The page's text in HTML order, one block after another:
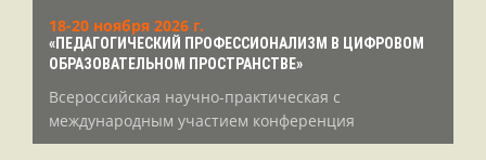
18-20 ноября 2026 г.
«ПЕДАГОГИЧЕСКИЙ ПРОФЕССИОНАЛИЗМ В ЦИФРОВОМ
ОБРАЗОВАТЕЛЬНОМ ПРОСТРАНСТВЕ»
Всероссийская научно-практическая с
международным участием конференция